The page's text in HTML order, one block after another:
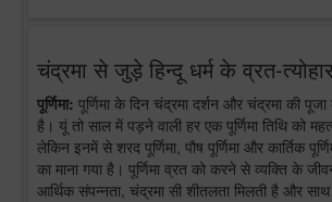
चंद्रमा से जुड़े हिन्दू धर्म के व्रत-
पूर्णिमा: पूर्णिमा के दिन चंद्रमा दर्शन और चंद्रमा की
है। यूं तो साल में पड़ने वाली हर एक पूर्णिमा तिथि को
लेकिन इनमें से शरद पूर्णिमा, पौष पूर्णिमा और कार्तिक
का माना गया है। पूर्णिमा व्रत को करने से व्यक्ति के
आर्थिक संपन्नता, चंद्रमा सी शीतलता मिलती है और